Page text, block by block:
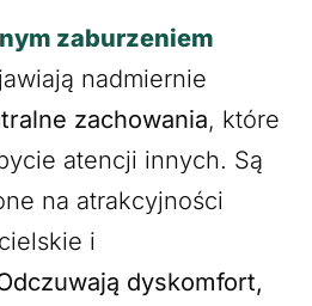
zaburzeniem
nadmiernie
zachowania, które
atencji innych. Są
na atrakcyjności
i
dyskomfort,